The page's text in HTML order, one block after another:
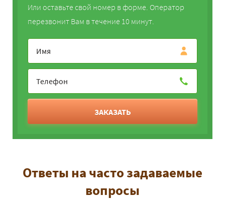
Или оставьте свой номер в форме. Оператор
перезвонит Вам в течение 10 минут.
ЗАКАЗАТЬ
Ответы на часто задаваемые
вопросы